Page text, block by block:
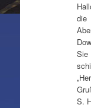
die
S.